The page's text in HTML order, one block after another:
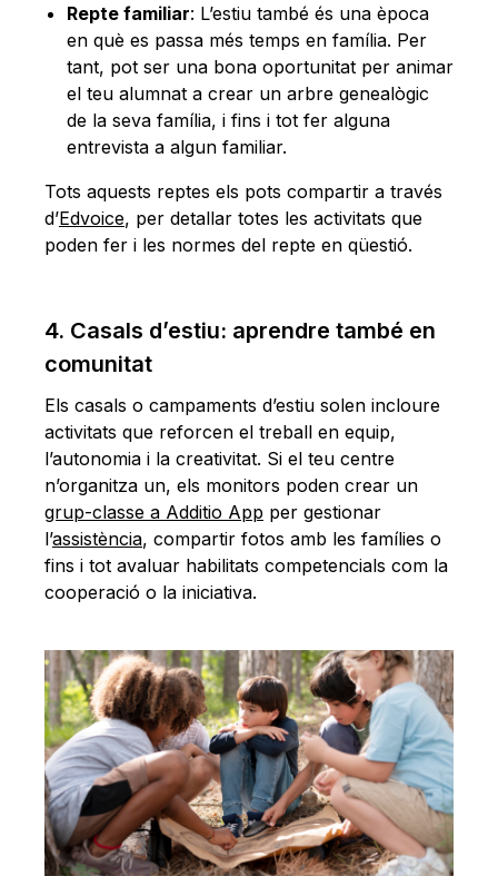
Repte familiar: L’estiu també és una època
en què es passa més temps en família. Per
tant, pot ser una bona oportunitat per animar
el teu alumnat a crear un arbre genealògic
de la seva família, i fins i tot fer alguna
entrevista a algun familiar.
Tots aquests reptes els pots compartir a través
d’Edvoice, per detallar totes les activitats que
poden fer i les normes del repte en qüestió.
4. Casals d’estiu: aprendre també en
comunitat
Els casals o campaments d’estiu solen incloure
activitats que reforcen el treball en equip,
l’autonomia i la creativitat. Si el teu centre
n’organitza un, els monitors poden crear un
grup-classe a Additio App per gestionar
l’assistència, compartir fotos amb les famílies o
fins i tot avaluar habilitats competencials com la
cooperació o la iniciativa.